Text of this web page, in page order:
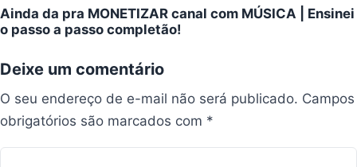
Ainda da pra MONETIZAR canal com MÚSICA | Ensinei
o passo a passo completão!
Deixe um comentário
O seu endereço de e-mail não será publicado. Campos
obrigatórios são marcados com *